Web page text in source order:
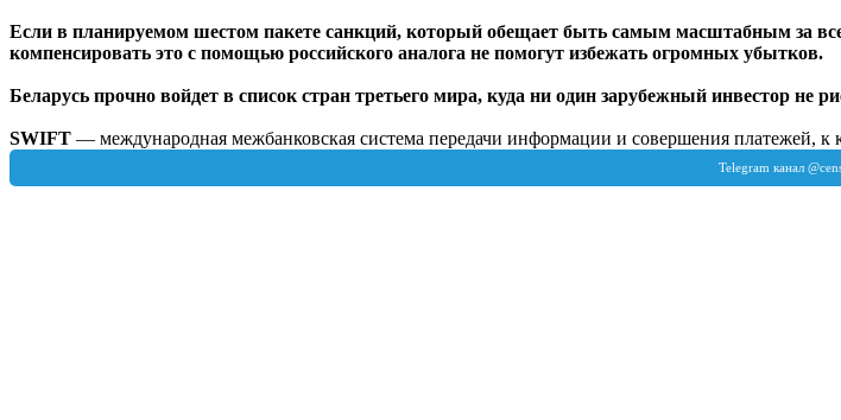
Если в планируемом шестом пакете санкций, который обещает быть самым масштабным за
компенсировать это с помощью российского аналога не помогут избежать огромных убытков.
Беларусь прочно войдет в список стран третьего мира, куда ни один зарубежный инвестор не
SWIFT — международная межбанковская система передачи информации и совершения платежей,